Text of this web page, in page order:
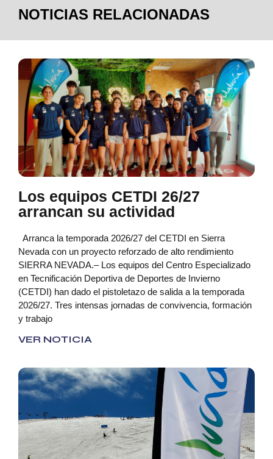
NOTICIAS RELACIONADAS
Los equipos CETDI 26/27
arrancan su actividad
Arranca la temporada 2026/27 del CETDI en Sierra
Nevada con un proyecto reforzado de alto rendimiento
SIERRA NEVADA.– Los equipos del Centro Especializado
en Tecnificación Deportiva de Deportes de Invierno
(CETDI) han dado el pistoletazo de salida a la temporada
2026/27. Tres intensas jornadas de convivencia, formación
y trabajo
VER NOTICIA